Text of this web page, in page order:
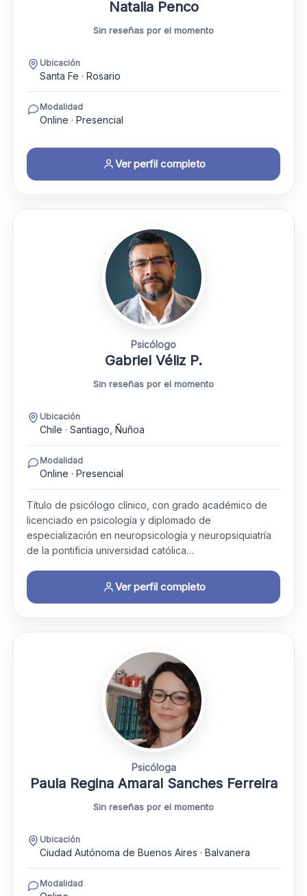
Natalia Penco
Sin reseñas por el momento
Ubicación
Santa Fe · Rosario
Modalidad
Online · Presencial
Ver perfil completo
Psicólogo
Gabriel Véliz P.
Sin reseñas por el momento
Ubicación
Chile · Santiago, Ñuñoa
Modalidad
Online · Presencial
Título de psicólogo clínico, con grado académico de
licenciado en psicología y diplomado de
especialización en neuropsicología y neuropsiquiatría
de la pontificia universidad católica…
Ver perfil completo
Psicóloga
Paula Regina Amaral Sanches Ferreira
Sin reseñas por el momento
Ubicación
Ciudad Autónoma de Buenos Aires · Balvanera
Modalidad